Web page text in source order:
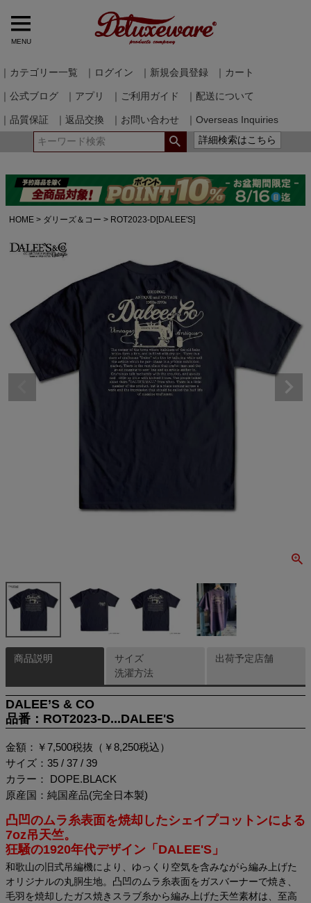
MENU
｜カテゴリー一覧 ｜ログイン ｜新規会員登録 ｜カート
｜公式ブログ ｜アプリ ｜ご利用ガイド ｜配送について
｜品質保証 ｜返品交換 ｜お問い合わせ
｜Overseas Inquiries
詳細検索はこちら
HOME ダリーズ＆コー ROT2023-D[DALEE'S]
商品説明
DALEE’S & CO
品番：ROT2023-D...DALEE'S
金額：￥7,500税抜（￥8,250税込）
サイズ：35 / 37 / 39
カラー： DOPE.BLACK
原産国：純国産品(完全日本製)
凸凹のムラ糸表面を焼却したシェイプコットンによる
7oz吊天竺。
狂騒の1920年代デザイン「DALEE'S」
和歌山の旧式吊編機により、ゆっくり空気を含みながら編み上げた
オリジナルの丸胴生地。凸凹のムラ糸表面をガスバーナーで焼き、
毛羽を焼却したガス焼きスラブ糸から編み上げた天竺素材は、至高
サイズ
洗濯方法
出荷予定店舗